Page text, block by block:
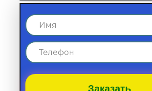
Заказать